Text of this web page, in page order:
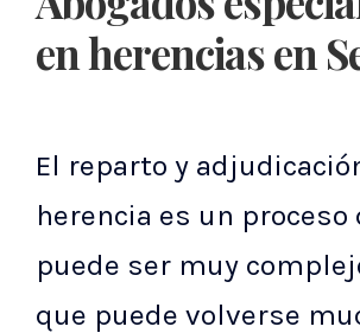
en herencias en
El reparto y
herencia es un proceso
puede ser muy
que puede volverse